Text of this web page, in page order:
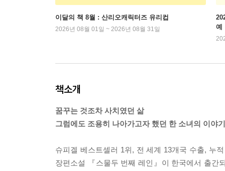
이달의 책 8월 : 산리오캐릭터즈 유리컵
2026년 08월 01일 ~ 2026년 08월 31일
예
책소개
꿈꾸는 것조차 사치였던 삶
그럼에도 조용히 나아가고자 했던 한 소녀의 이야기
슈피겔 베스트셀러 1위, 전 세계 13개국 수출, 누
장편소설 『스물두 번째 레인』이 한국에서 출간